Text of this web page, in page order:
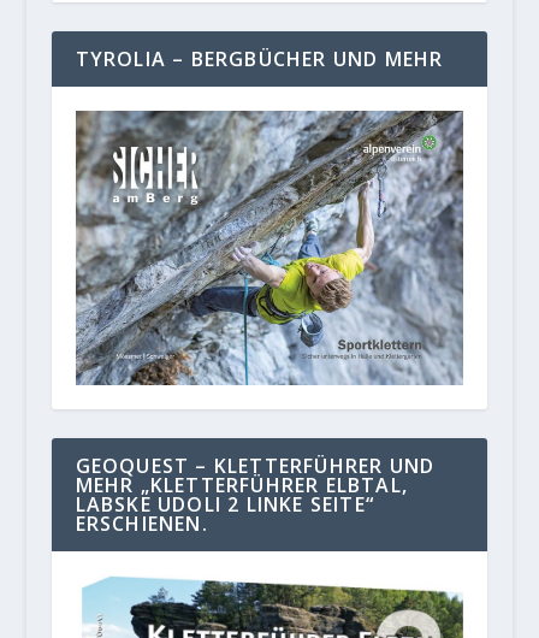
TYROLIA – BERGBÜCHER UND MEHR
GEOQUEST – KLETTERFÜHRER UND
MEHR „KLETTERFÜHRER ELBTAL,
LABSKE UDOLI 2 LINKE SEITE“
ERSCHIENEN.